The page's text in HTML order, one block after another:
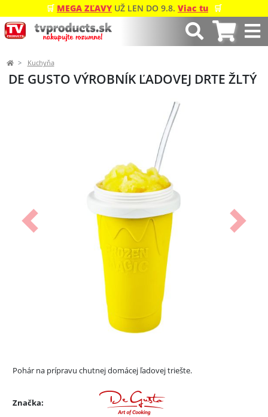
🛒 MEGA ZĽAVY UŽ LEN DO 9.8. Viac tu 🛒
Kuchyňa
DE GUSTO VÝROBNÍK ĽADOVEJ DRTE ŽLTÝ
Predchádzajúci Ďalší
Pohár na prípravu chutnej domácej ľadovej triešte.
Značka: